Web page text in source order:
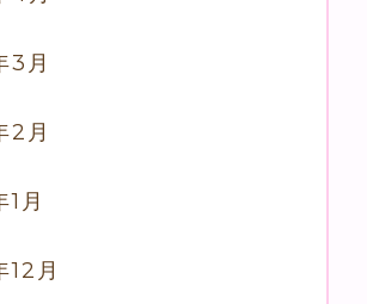
3月
2月
月
12月